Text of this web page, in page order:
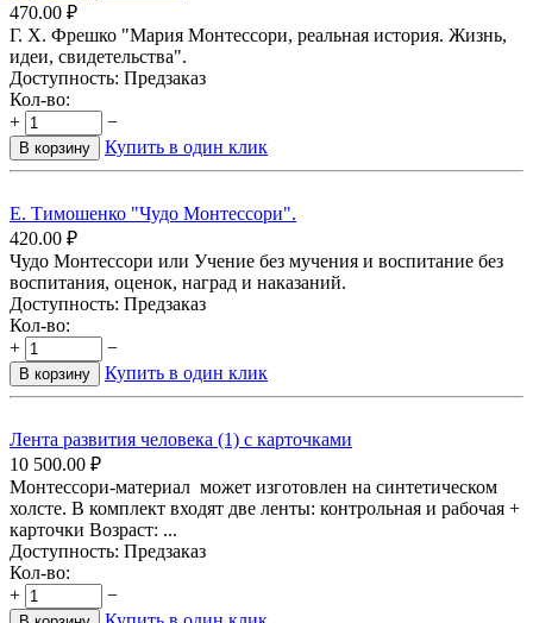
470.00 ₽
Г. Х. Фрешко "Мария Монтессори, реальная история. Жизнь,
идеи, свидетельства".
Доступность: Предзаказ
Кол-во:
+
−
В корзину Купить в один клик
Е. Тимошенко "Чудо Монтессори".
420.00 ₽
Чудо Монтессори или Учение без мучения и воспитание без
воспитания, оценок, наград и наказаний.
Доступность: Предзаказ
Кол-во:
+
−
В корзину Купить в один клик
Лента развития человека (1) с карточками
10 500.00 ₽
Монтессори-материал может изготовлен на синтетическом
холсте. В комплект входят две ленты: контрольная и рабочая +
карточки Возраст: ...
Доступность: Предзаказ
Кол-во:
+
−